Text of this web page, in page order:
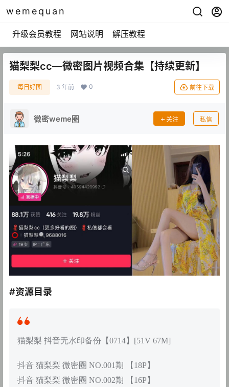
wemequan
升级会员教程 网站说明 解压教程
猫梨梨cc—微密图片视频合集【持续更新】
每日好图 3 年前 0 前往下载
微密weme圈 关注 私信
#资源目录
猫梨梨 抖音无水印备份【0714】[51V 67M]
抖音 猫梨梨 微密圈 NO.001期 【18P】
抖音 猫梨梨 微密圈 NO.002期 【16P】